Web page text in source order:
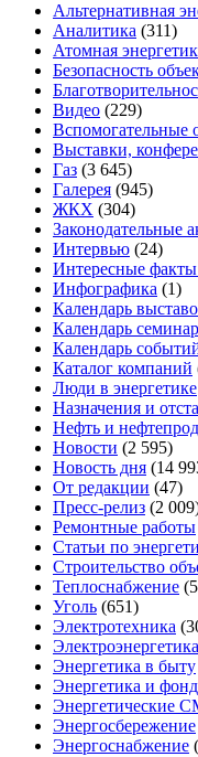
Альтернативная
Аналитика (311)
Атомная
Безопасность
Видео (229)
Вспомогательные
Выставки,
Газ (3 645)
Галерея (945)
ЖКХ (304)
Законодательные
Интервью (24)
Интересные факты
Инфографика (1)
Календарь
Календарь
Календарь
Каталог компаний
Люди в энергетике
Назначения и
Нефть и
Новости (2 595)
Новость дня (14
От редакции (47)
Пресс-релиз (2
Ремонтные работы
Статьи по
Строительство
Теплоснабжение
Уголь (651)
Электротехника
Электроэнергетика
Энергетика в быту
Энергетика и
Энергетические
Энергосбережение
Энергоснабжение